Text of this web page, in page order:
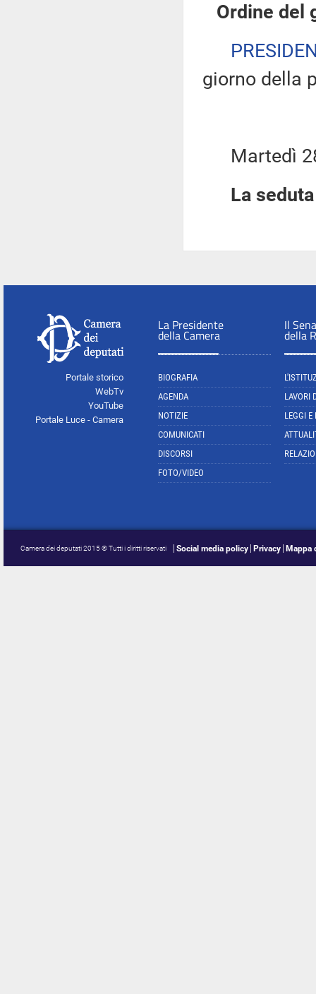
Ordine del
giorno della
Martedì 28
La
Portale storico
WebTv
YouTube
Portale Luce - Camera
La Presidente
della Camera
BIOGRAFIA
AGENDA
NOTIZIE
COMUNICATI
DISCORSI
FOTO/VIDEO
Il
della
LAVORI
LEGGI E
Camera dei deputati 2015 © Tutti i diritti riservati Social media policy Privacy Mappa